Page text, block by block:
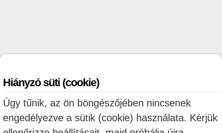
Hiányzó süti (cookie)
Úgy tűnik, az ön böngészőjében nincsenek
engedélyezve a sütik (cookie) használata. Kérjük